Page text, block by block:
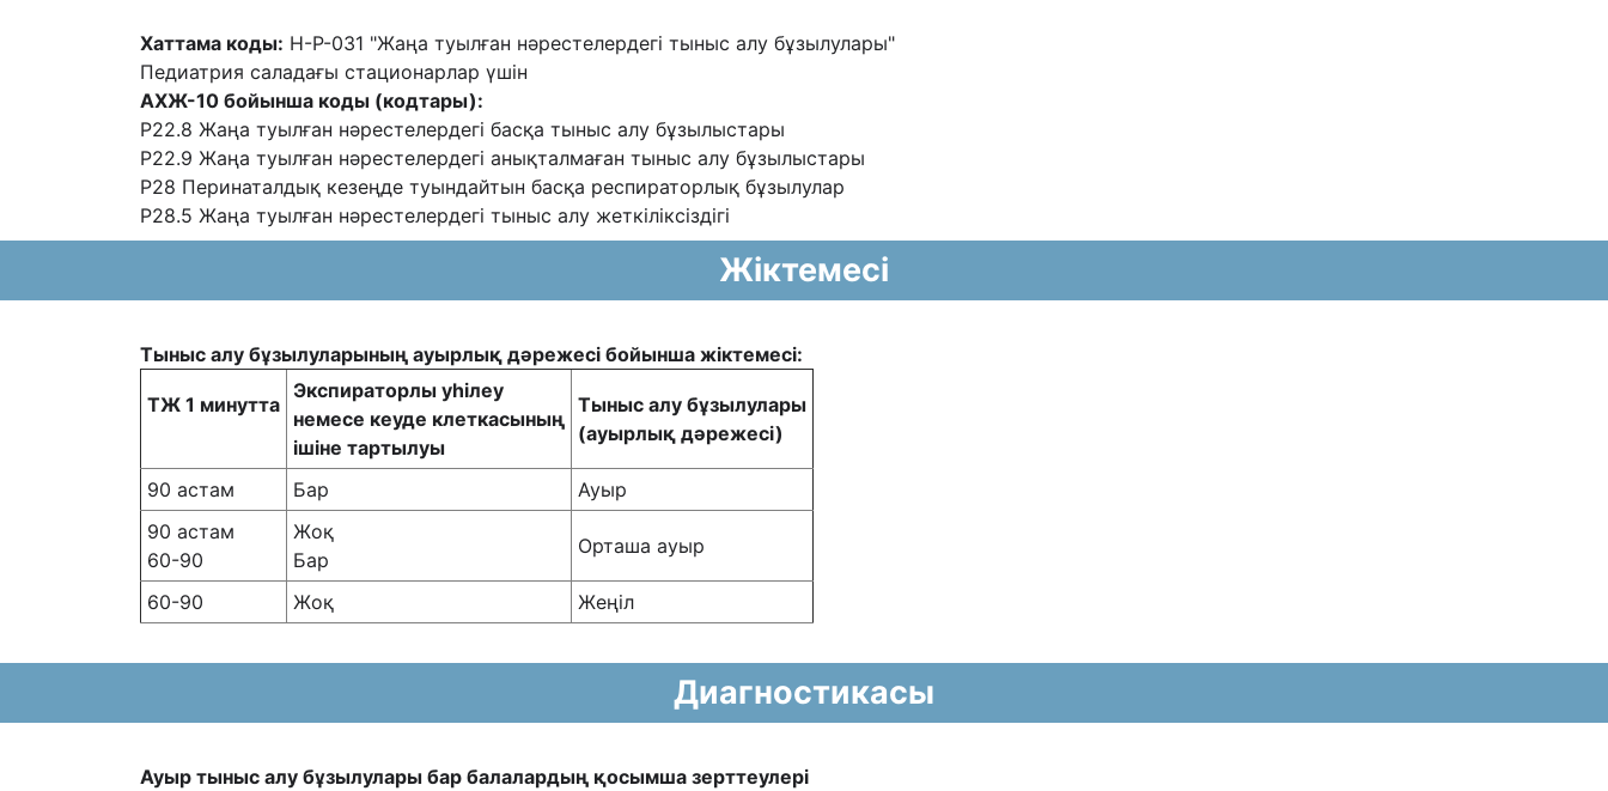
Хаттама коды: H-P-031 "Жаңа туылған нəрестелердегі тыныс алу бұзылулары"
Педиатрия саладағы стационарлар үшін
АХЖ-10 бойынша коды (кодтары):
Р22.8 Жаңа туылған нəрестелердегі басқа тыныс алу бұзылыстары
Р22.9 Жаңа туылған нəрестелердегі анықталмаған тыныс алу бұзылыстары
Р28 Перинаталдық кезеңде туындайтын басқа респираторлық бұзылулар
Р28.5 Жаңа туылған нəрестелердегі тыныс алу жеткіліксіздігі
Жіктемесі
Тыныс алу бұзылуларының ауырлық дəрежесі бойынша жіктемесі:
ТЖ 1 минутта
Экспираторлы уһілеу
немесе кеуде клеткасының
ішіне тартылуы
Тыныс алу бұзылулары
(ауырлық дəрежесі)
90 астам Бар
Ауыр
90 астам
60-90
Жоқ
Бар
Орташа ауыр
60-90 Жоқ Жеңіл
Диагностикасы
Ауыр тыныс алу бұзылулары бар балалардың қосымша зерттеулері